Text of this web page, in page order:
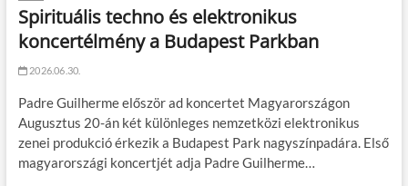
Spirituális techno és elektronikus
koncertélmény a Budapest Parkban
2026.06.30.
Padre Guilherme először ad koncertet Magyarországon
Augusztus 20-án két különleges nemzetközi elektronikus
zenei produkció érkezik a Budapest Park nagyszínpadára. Első
magyarországi koncertjét adja Padre Guilherme…